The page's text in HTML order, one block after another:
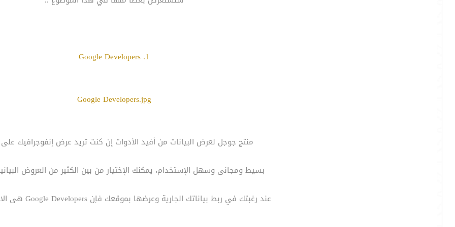
1. Google Developers
Google Developers.jpg
منتج جوجل لعرض البيانات من أفيد الأدوات إن كنت تريد عرض إنفوجرافيك
بسيط ومجانى وسهل الإستخدام، يمكنك الإختيار من بين الكثير من العروض
عند رغبتك في ربط بياناتك الجارية وعرضها بموقعك فإن Google Developers هى الاداة المناسبة.